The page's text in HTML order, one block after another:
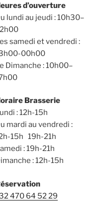
d’ouverture
lundi au jeudi : 10h30–
samedi et vendredi :
00h00
Dimanche : 10h00–
Brasserie
: 12h-15h
mardi au vendredi :
15h 19h-21h
: 19h-21h
: 12h-15h
470 64 52 29